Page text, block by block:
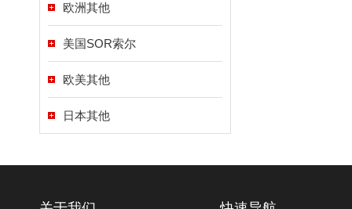
欧洲其他
美国SOR索尔
欧美其他
日本其他